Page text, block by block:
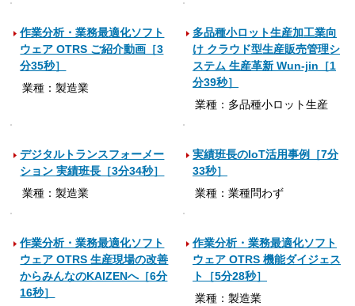
作業分析・業務最適化ソフト
ウェア OTRS ご紹介動画［3
分35秒］
業種：製造業
多品種小ロット生産加工業向
け クラウド型生産販売管理シ
ステム 生産革新 Wun-jin［1
分39秒］
業種：多品種小ロット生産
デジタルトランスフォーメー
ション 実績班長［3分34秒］
業種：製造業
実績班長のIoT活用事例［7分
33秒］
業種：業種問わず
作業分析・業務最適化ソフト
ウェア OTRS 生産現場の改善
からみんなのKAIZENへ［6分
16秒］
作業分析・業務最適化ソフト
ウェア OTRS 機能ダイジェス
ト［5分28秒］
業種：製造業